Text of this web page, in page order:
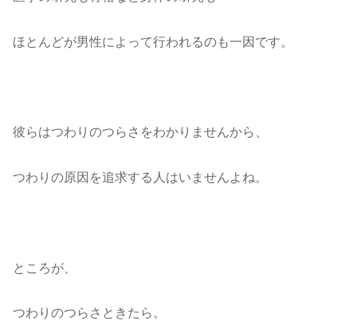
ほとんどが男性によって行われるのも一因です。
彼らはつわりのつらさをわかりませんから、
つわりの原因を追求する人はいませんよね。
ところが、
つわりのつらさときたら。